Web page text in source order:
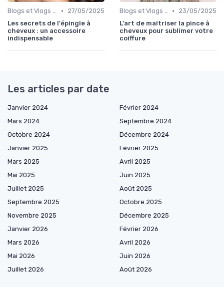
Blogs et Vlogs de Coiffure •
27/05/2025
Les secrets de l'épingle à
cheveux : un accessoire
indispensable
Blogs et Vlogs de Coiffure •
23/05/2025
L'art de maîtriser la pince à
cheveux pour sublimer votre
coiffure
Les articles par date
Janvier 2024
Février 2024
Mars 2024
Septembre 2024
Octobre 2024
Décembre 2024
Janvier 2025
Février 2025
Mars 2025
Avril 2025
Mai 2025
Juin 2025
Juillet 2025
Août 2025
Septembre 2025
Octobre 2025
Novembre 2025
Décembre 2025
Janvier 2026
Février 2026
Mars 2026
Avril 2026
Mai 2026
Juin 2026
Juillet 2026
Août 2026